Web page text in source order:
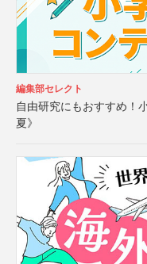
編集部セレクト
自由研究にもおすすめ！
夏》